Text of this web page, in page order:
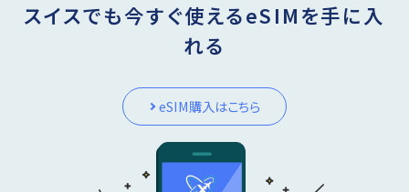
スイスでも今すぐ使えるeSIMを手に入
れる
eSIM購入はこちら